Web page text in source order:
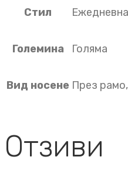
Стил Ежедневна
Големина Голяма
Вид носене През
Отзиви